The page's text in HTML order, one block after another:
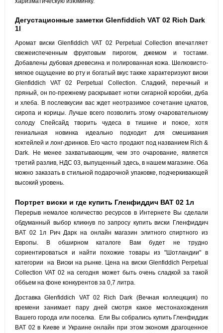
Дегустационные заметки Glenfiddich VAT 02 Rich Dark
1l
Аромат виски Glenfiddich VAT 02 Perpetual Collection впечатляет
свежеиспеченным фруктовым пирогом, джемом и тостами.
Добавлены дубовая древесина и полированная кожа. Шелковисто-
мягкое ощущение во рту и богатый вкус также характеризуют виски
Glenfiddich VAT 02 Perpetual Collection. Сладкий, перечный и
пряный, он по-прежнему раскрывает нотки сигарной коробки, дуба
и хлеба. В послевкусии вас ждет неотразимое сочетание цукатов,
сиропа и корицы. Лучше всего позволить этому очаровательному
солоду Спейсайд творить чудеса в тишине и покое, хотя
гениальная новинка идеально подходит для смешивания
коктейлей и лонг-дринков. Его часто продают под названием Rich &
Dark. Не менее захватывающим, чем это очарование, является
третий разлив, НДС 03, выпущенный здесь, в нашем магазине. Оба
можно заказать в стильной подарочной упаковке, подчеркивающей
высокий уровень.
Портрет виски и где купить Гленфиддич ВАТ 02 1л
Перерыв немалое количество ресурсов в Интернете Вы сделали
обдуманный выбор кликнув по запросу купить виски Гленфиддич
ВАТ 02 1л Рич Дарк на онлайн магазин элитного спиртного из
Европы. В обширном каталоге Вам будет не трудно
сориентироваться и найти похожие товары из "Шотландии" в
категории на Виски на рынке. Цена на виски Glenfiddich Perpetual
Collection VAT 02 на сегодня может быть очень сладкой за такой
оббьем на фоне конкурентов за 0,7 литра.
Доставка Glenfiddich VAT 02 Rich Dark (Вечная коллецкция) по
времени занимает пару дней смотря какое местонахождения
Вашего города или поселка. Ели Вы собрались купить Гленфиддик
ВАТ 02 в Киеве и Украине онлайн при этом экономя драгоценное